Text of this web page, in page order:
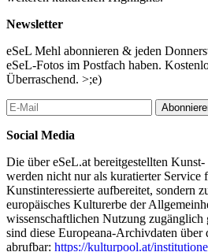
Mahnmal? Für Israel? Für unsere
unseren gesellschaftlichen Konsens des
wenn man das Mahnmal verbirgt?
Intervention lädt alle dazu ein, an einem
teilzunehmen, der diesen Fragen
Meinungen. Das Projekt fordert
erst danach zu diskutieren.
Kuratorin: Caitlin Gura
Gestaltung: solo ohne – Studio für
...Mehr lesen
Newsletter
eSeL Mehl abonnieren & jeden
eSeL-Fotos im Postfach haben.
Überraschend. >;e)
Social Media
Die über eSeL.at bereitgestellten
werden nicht nur als kuratierter Service
Kunstinteressierte aufbereitet, sondern
europäisches Kulturerbe der
wissenschaftlichen Nutzung zugänglich
sind diese Europeana-Archivdaten
abrufbar: https://kulturpool.at/